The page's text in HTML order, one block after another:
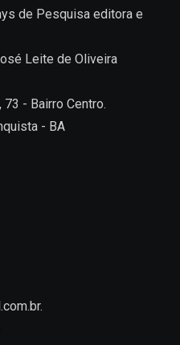
de Pesquisa editora e
Leite de Oliveira
- Bairro Centro.
- BA
.